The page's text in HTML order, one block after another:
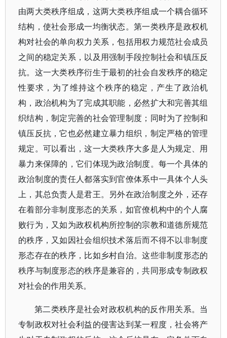
由两大类秩序组成，这两大类秩序组成一个耦合循环
结构，使社会形成一均衡状态。第一类秩序是政权机
构对社会的单向权力关系，包括用权力规范社会成员
之间的稳定关系，以及用强制手段控制社会和镇压反
抗。这一大类秩序衍生于最初的社会自发秩序的稳定
性要求，为了维持这个秩序的稳定，产生了政治机
构，政治机构为了完成其职能，必然扩大和完善其组
织结构，制定完善的社会管理制度；同时为了控制和
镇压反抗，它也必然建立暴力组织，制定严格的管理
规定。可以看出，这一大类秩序大多是人为规定、用
暴力来保障的，它们体现为政治制度。每一个具体的
政治制度的责任人都落实到官僚体系中一具体个人头
上，其总负责人是君王。另外在政治制度之外，还存
在着部分非制度形态的关系，如官僚机构中的个人腐
败行为，又如为政权机构所控制的宗教和道德所规范
的秩序，又如因社会组织技术落后而不得不以非制度
形态存在的秩序，比如乡村自治。这些非制度形态的
秩序与制度形态的秩序是兼容的，共同形成专制政权
对社会的作用关系。
第二类秩序是社会对政权机构的反作用关系。当
专制政权对社会利益的侵害达到某一程度，社会将产